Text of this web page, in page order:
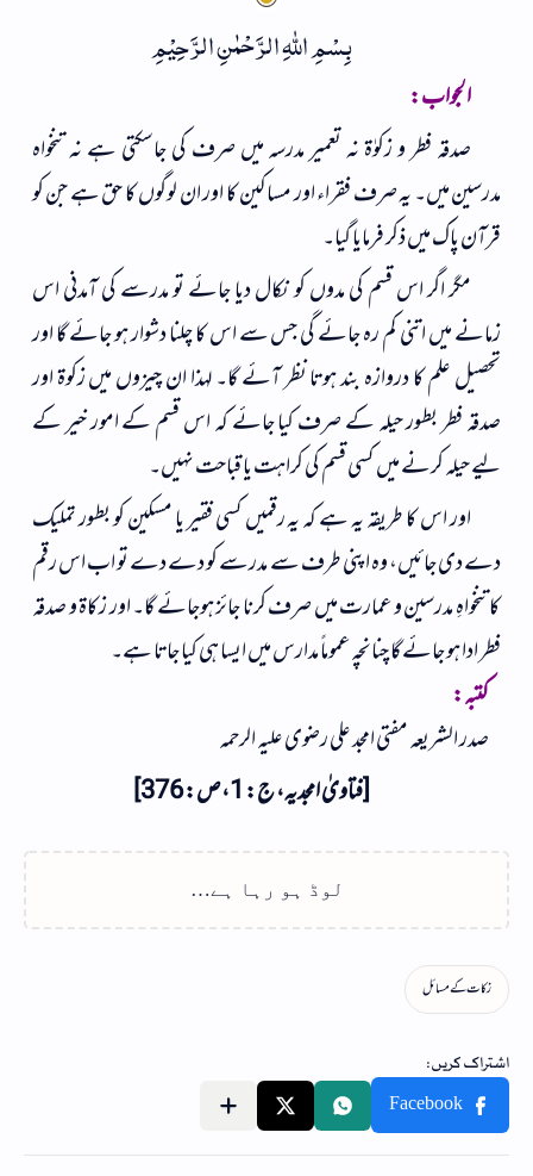
بِسْمِ اللهِ الرَّحْمٰنِ الرَّحِیْمِ
الجواب:
صدقہ فطر و زکوٰۃ نہ تعمیر مدرسہ میں صرف کی جاسکتی ہے نہ تنخواہ
مدرسین میں۔ یہ صرف فقراء اور مساکین کا اور ان لوگوں کا حق ہے جن کو
قرآن پاک میں ذکر فرمایا گیا۔
مگر اگر اس قسم کی مدوں کو نکال دیا جائے تو مدرسے کی آمدنی اس
زمانے میں اتنی کم رہ جائے گی جس سے اس کا چلنا دشوار ہو جائے گا اور
تحصیل علم کا دروازہ بند ہوتا نظر آئے گا۔ لہذا ان چیزوں میں زکوۃ اور
صدقہ فطر بطور حیلہ کے صرف کیا جائے کہ اس قسم کے امور خیر کے
لیے حیلہ کرنے میں کسی قسم کی کراہت یا قباحت نہیں۔
اور اس کا طریقہ یہ ہے کہ یہ رقمیں کسی فقیر یا مسکین کو بطور تملیک
دے دی جائیں، وہ اپنی طرف سے مدرسے کو دے دے تو اب اس رقم
کا تنخواہِ مدرسین و عمارت میں صرف کرنا جائز ہوجائے گا۔ اور زکاۃ و صدقہ
فطر ادا ہو جائے گا چنانچہ عموماً مدارس میں ایسا ہی کیا جاتا ہے۔
کتبہ:
صدر الشریعہ مفتی امجد علی رضوی علیہ الرحمہ
[فتاویٰ امجدیہ، ج: 1، ص: 376]